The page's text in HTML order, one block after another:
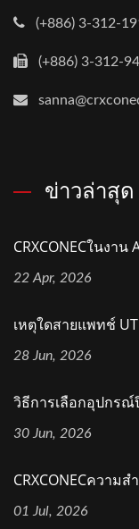
(+886) 3-312-
(+886) 3-312-
ข่าวล่าสุด
CRXCONECในงา
22 Apr, 2026
เหตุใดสายแพทช์
28 Jun, 2026
วิธีการเลือกอุปกรณ์
30 Jun, 2026
CRXCONECความ
01 Jul, 2026